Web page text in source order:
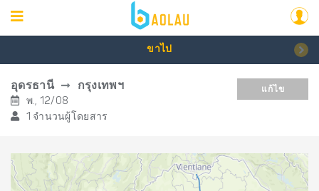
ขาไป
อุดรธานี กรุงเทพฯ
พ., 12/08
1 จำนวนผู้โดยสาร
แก้ไข